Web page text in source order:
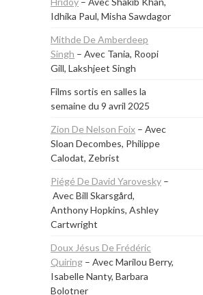
Idhika Paul, Misha Sawdagor
Mithde De Amberdeep
Singh – Avec Tania, Roopi
Gill, Lakshjeet Singh
Films sortis en salles la
semaine du 9 avril 2025
Zion De Nelson Foix – Avec
Sloan Decombes, Philippe
Calodat, Zebrist
Piégé De David Yarovesky –
Avec Bill Skarsgård,
Anthony Hopkins, Ashley
Cartwright
Doux Jésus De Frédéric
Quiring – Avec Marilou Berry,
Isabelle Nanty, Barbara
Bolotner